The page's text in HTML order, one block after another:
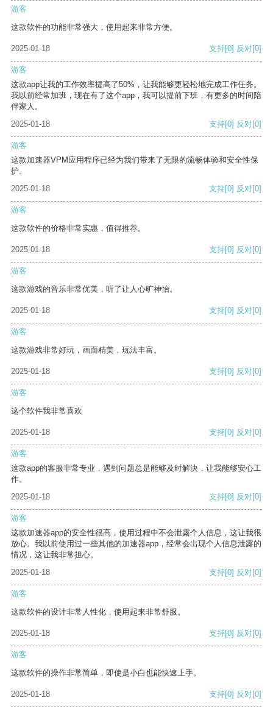
游客
这款软件的功能非常强大，使用起来非常方便。
2025-01-18 支持[0] 反对[0]
游客
这款app让我的工作效率提高了50%，让我能够更轻松地完成工作任务。
我以前经常加班，现在有了这个app，我可以提前下班，有更多的时间陪
伴家人。
2025-01-18
支持[0] 反对[0]
游客
这款加速器VPM应用程序已经为我们带来了无限的流畅体验和安全性保
护。
2025-01-18
支持[0] 反对[0]
游客
这款软件的价格非常实惠，值得推荐。
2025-01-18 支持[0] 反对[0]
游客
这款游戏的音乐非常优美，听了让人心旷神怡。
2025-01-18 支持[0] 反对[0]
游客
这款游戏非常好玩，画面精美，玩法丰富。
2025-01-18 支持[0] 反对[0]
游客
这个软件我非常喜欢
2025-01-18 支持[0] 反对[0]
游客
这款app的客服非常专业，遇到问题总是能够及时解决，让我能够安心工
作。
2025-01-18
支持[0] 反对[0]
游客
这款加速器app的安全性很高，使用过程中不会泄露个人信息，这让我很
放心。我以前使用过一些其他的加速器app，经常会出现个人信息泄露的
情况，这让我非常担心。
2025-01-18
支持[0] 反对[0]
游客
这款软件的设计非常人性化，使用起来非常舒服。
2025-01-18 支持[0] 反对[0]
游客
这款软件的操作非常简单，即使是小白也能快速上手。
2025-01-18 支持[0] 反对[0]